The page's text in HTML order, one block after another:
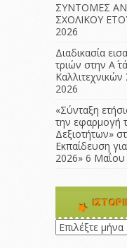
ΣΥΝΤΟΜΕΣ
ΣΧΟΛΙΚΟΥ
2026
Διαδικασία
τριών στην Α΄
2026
«Σύνταξη
την εφαρμογή
Δεξιοτήτων»
Εκπαίδευση
2026» 6 Μαΐου
Ιστορικό